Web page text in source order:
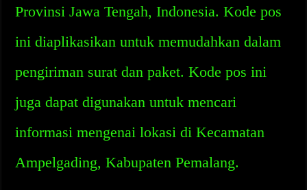
Provinsi Jawa Tengah, Indonesia. Kode pos
ini diaplikasikan untuk memudahkan dalam
pengiriman surat dan paket. Kode pos ini
juga dapat digunakan untuk mencari
informasi mengenai lokasi di Kecamatan
Ampelgading, Kabupaten Pemalang.